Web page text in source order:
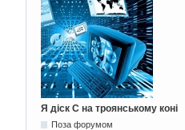
Я діск С на троянському коні
Поза форумом